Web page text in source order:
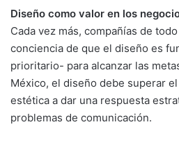
Diseño como valor en los
Cada vez más, compañías de
conciencia de que el diseño es
prioritario- para alcanzar las
México, el diseño debe superar
estética a dar una respuesta
problemas de comunicación.